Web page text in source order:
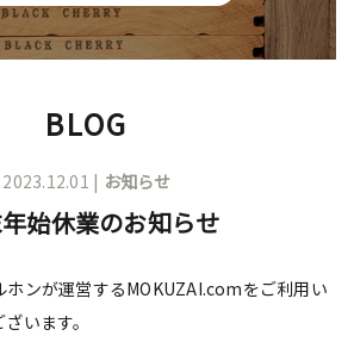
BLOG
2023.12.01 | お知らせ
始休業のお知らせ
ホンが運営するMOKUZAI.comをご利用い
います。